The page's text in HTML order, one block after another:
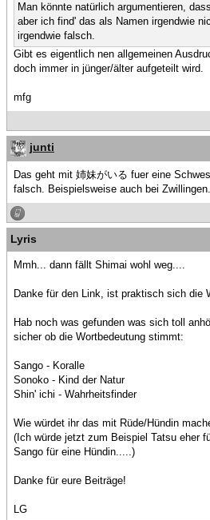
Man könnte natürlich argumentieren,
aber ich find' das als Namen irgendwie
irgendwie falsch.
Gibt es eigentlich nen allgemeinen
doch immer in jünger/älter aufgeteilt wird.
mfg
junti
Das geht mit 姉妹がいる fuer eine
falsch. Beispielsweise auch bei Zwillingen.
Lyris
Mmh... dann fällt Shimai wohl weg....
Danke für den Link, ist praktisch sich die
Hab noch was gefunden was sich toll
sicher ob die Wortbedeutung stimmt:
Sango - Koralle
Sonoko - Kind der Natur
Shin' ichi - Wahrheitsfinder
Wie würdet ihr das mit Rüde/Hündin
(Ich würde jetzt zum Beispiel Tatsu eher
Sango für eine Hündin.....)
Danke für eure Beiträge!
LG